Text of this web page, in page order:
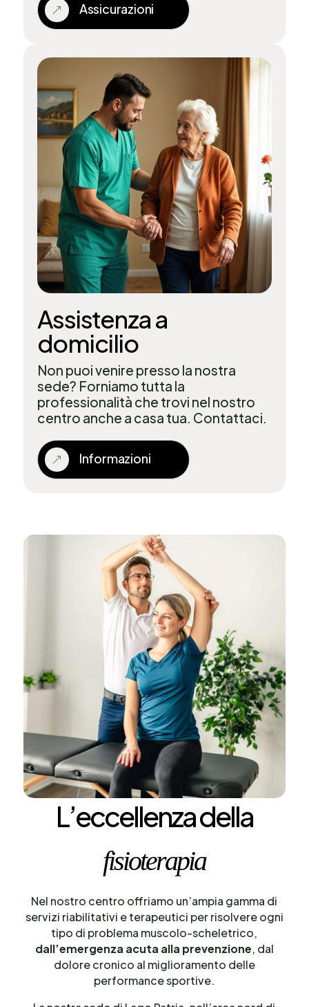
& Assicurazioni
Assistenza a
domicilio
Non puoi venire presso la nostra
sede? Forniamo tutta la
professionalità che trovi nel nostro
centro anche a casa tua. Contattaci.
& Informazioni
L’eccellenza della
fisioterapia
Nel nostro centro offriamo un’ampia gamma di
servizi riabilitativi e terapeutici per risolvere ogni
tipo di problema muscolo-scheletrico,
dall’emergenza acuta alla prevenzione, dal
dolore cronico al miglioramento delle
performance sportive.